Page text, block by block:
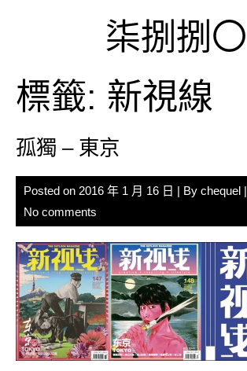
柒捌捌〇
標籤: 新視線
孤獨 – 東京
Posted on 2016 年 1 月 16 日 | By chequel |
No comments